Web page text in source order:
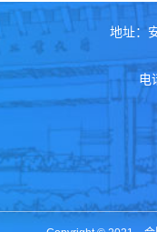
地址：
电